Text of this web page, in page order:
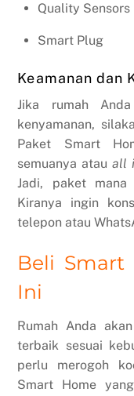
Quality Sensors
Smart Plug
Keamanan dan
Jika rumah
kenyamanan,
Paket Smart
semuanya atauall
Jadi, paket mana
Kiranya ingin
telepon atau
Beli Smart
Ini
Rumah Anda
terbaik sesuai
perlu merogoh
Smart Home